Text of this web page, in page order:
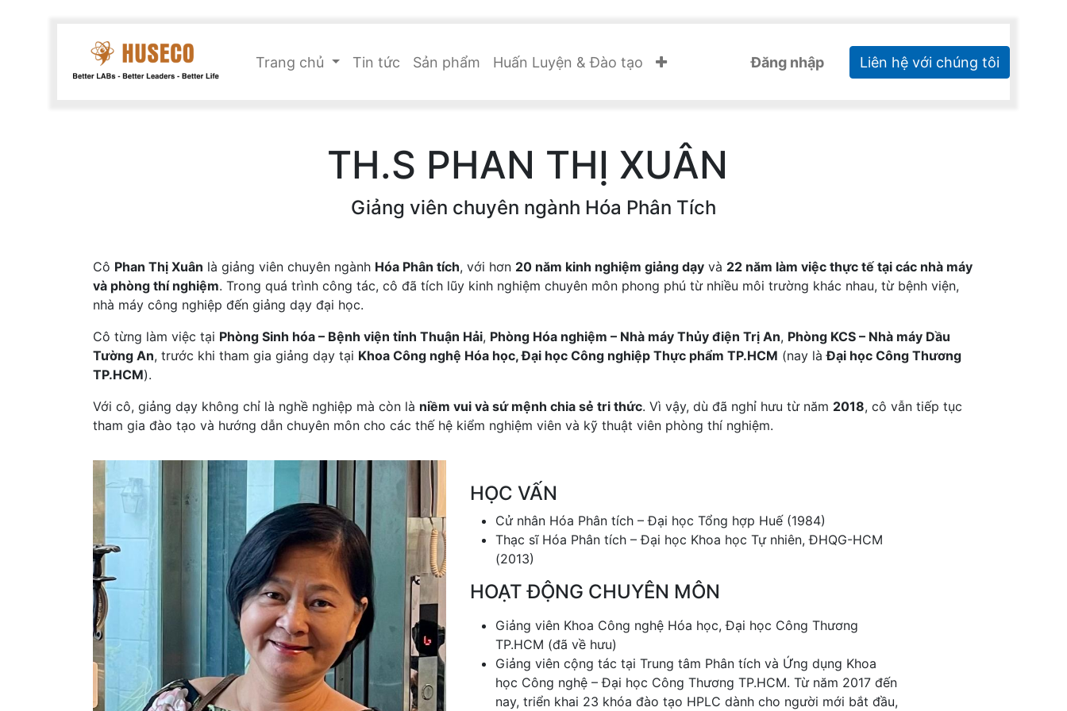
Trang chủ Tin tức Sản phẩm Huấn Luyện & Đào tạo Đăng nhập Liên hệ với chúng tôi
TH.S PHAN THỊ XUÂN
Giảng viên chuyên ngành Hóa Phân Tích
Cô Phan Thị Xuân là giảng viên chuyên ngành Hóa Phân tích, với hơn 20 năm kinh nghiệm giảng dạy và 22 năm làm việc thực tế tại các nhà máy
và phòng thí nghiệm. Trong quá trình công tác, cô đã tích lũy kinh nghiệm chuyên môn phong phú từ nhiều môi trường khác nhau, từ bệnh viện,
nhà máy công nghiệp đến giảng dạy đại học.
Cô từng làm việc tại Phòng Sinh hóa – Bệnh viện tỉnh Thuận Hải, Phòng Hóa nghiệm – Nhà máy Thủy điện Trị An, Phòng KCS – Nhà máy Dầu
Tường An, trước khi tham gia giảng dạy tại Khoa Công nghệ Hóa học, Đại học Công nghiệp Thực phẩm TP.HCM (nay làĐại học Công Thương
TP.HCM).
Với cô, giảng dạy không chỉ là nghề nghiệp mà còn là niềm vui và sứ mệnh chia sẻ tri thức. Vì vậy, dù đã nghỉ hưu từ năm 2018, cô vẫn tiếp tục
tham gia đào tạo và hướng dẫn chuyên môn cho các thế hệ kiểm nghiệm viên và kỹ thuật viên phòng thí nghiệm.
HỌC VẤN
Cử nhân Hóa Phân tích – Đại học Tổng hợp Huế (1984)
Thạc sĩ Hóa Phân tích – Đại học Khoa học Tự nhiên, ĐHQG-HCM
(2013)
HOẠT ĐỘNG CHUYÊN MÔN
Giảng viên Khoa Công nghệ Hóa học, Đại học Công Thương
TP.HCM (đã về hưu)
Giảng viên cộng tác tại Trung tâm Phân tích và Ứng dụng Khoa
học Công nghệ – Đại học Công Thương TP.HCM. Từ năm 2017 đến
nay, triển khai 23 khóa đào tạo HPLC dành cho người mới bắt đầu,